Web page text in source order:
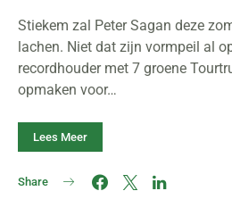
Stiekem zal Peter Sagan deze
lachen. Niet dat zijn vormpeil al
recordhouder met 7 groene
opmaken voor…
Lees Meer
Share